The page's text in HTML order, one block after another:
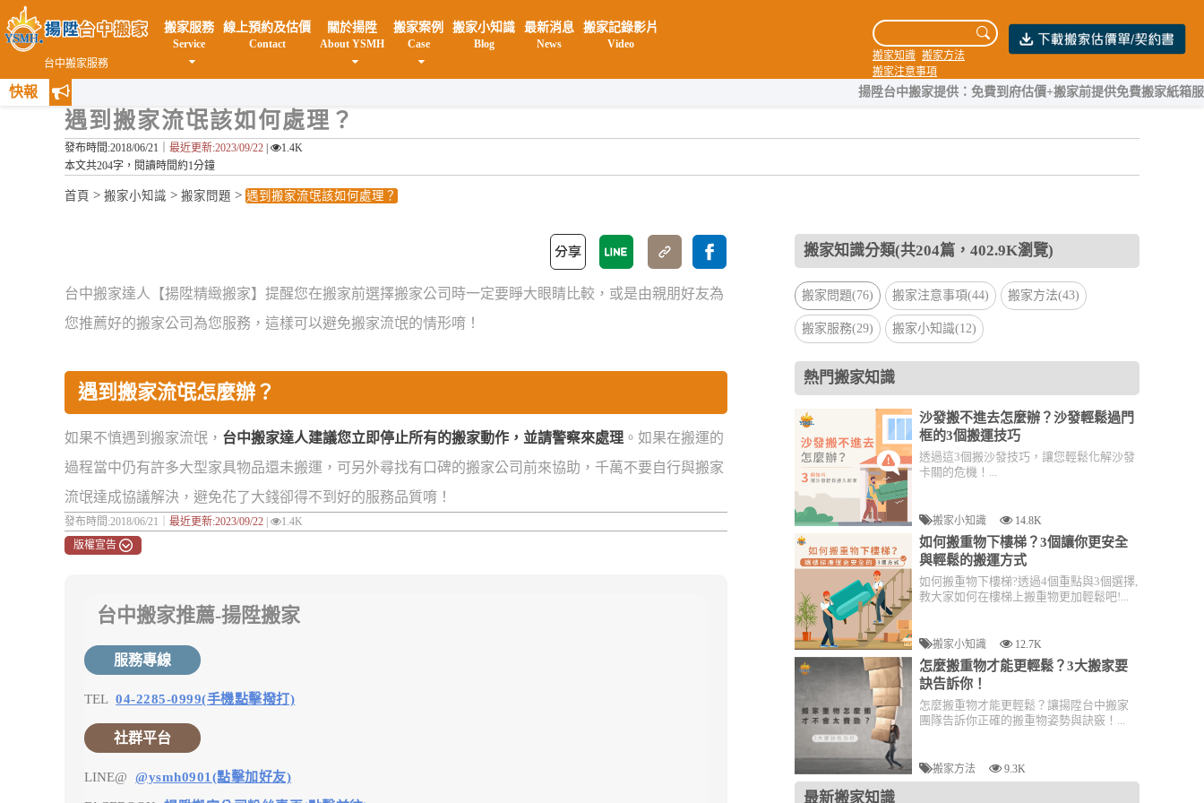
台中搬家服務
搬家知識 搬家方法
搬家注意事項
搬家服務
Service
線上預約及估價
Contact
關於揚陞
About YSMH
搬家案例
Case
搬家小知識
Blog
最新消息
News
搬家記錄影片
Video
快報 揚陞台中搬家提供：免費到府估價+搬家前提供免費搬家紙箱服務，
遇到搬家流氓該如何處理？
發布時間:2018/06/21｜ 最近更新:2023/09/22
1.4K
本文共204字，閱讀時間約1分鐘
首頁 > 搬家小知識 > 搬家問題 > 遇到搬家流氓該如何處理？
台中搬家達人【揚陞精緻搬家】提醒您在搬家前選擇搬家公司時一定要睜大眼睛比較，或是由親朋好友為
您推薦好的搬家公司為您服務，這樣可以避免搬家流氓的情形唷！
遇到搬家流氓怎麼辦？
如果不慎遇到搬家流氓， 台中搬家達人建議您立即停止所有的搬家動作，並請警察來處理 。如果在搬運的
過程當中仍有許多大型家具物品還未搬運，可另外尋找有口碑的搬家公司前來協助，千萬不要自行與搬家
流氓達成協議解決，避免花了大錢卻得不到好的服務品質唷！
發布時間:2018/06/21｜ 最近更新:2023/09/22 |
1.4K
版權宣告
台中搬家推薦-揚陞搬家
服務專線
TEL 04-2285-0999(手機點擊撥打)
社群平台
LINE@ @ysmh0901(點擊加好友)
搬家知識分類(共204篇，402.9K瀏覽)
搬家問題(76) 搬家注意事項(44) 搬家方法(43)
搬家服務(29) 搬家小知識(12)
熱門搬家知識
沙發搬不進去怎麼辦？沙發輕鬆過門
框的3個搬運技巧
透過這3個搬沙發技巧，讓您輕鬆化解沙發
卡關的危機！...
搬家小知識 14.8K
如何搬重物下樓梯？3個讓你更安全
與輕鬆的搬運方式
如何搬重物下樓梯?透過4個重點與3個選擇,
教大家如何在樓梯上搬重物更加輕鬆吧!...
搬家小知識 12.7K
怎麼搬重物才能更輕鬆？3大搬家要
訣告訴你！
怎麼搬重物才能更輕鬆？讓揚陞台中搬家
團隊告訴你正確的搬重物姿勢與訣竅！...
搬家方法 9.3K
最新搬家知識